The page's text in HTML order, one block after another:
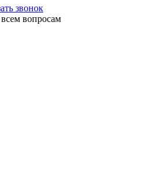
звонок
вопросам